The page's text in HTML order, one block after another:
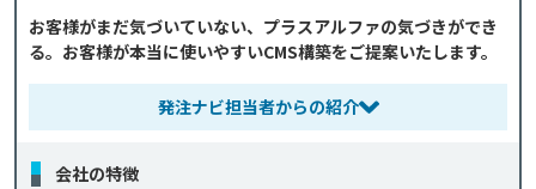
お客様がまだ気づいていない、プラスアルファの気づきができ
る。お客様が本当に使いやすいCMS構築をご提案いたします。
発注ナビ担当者からの紹介
会社の特徴